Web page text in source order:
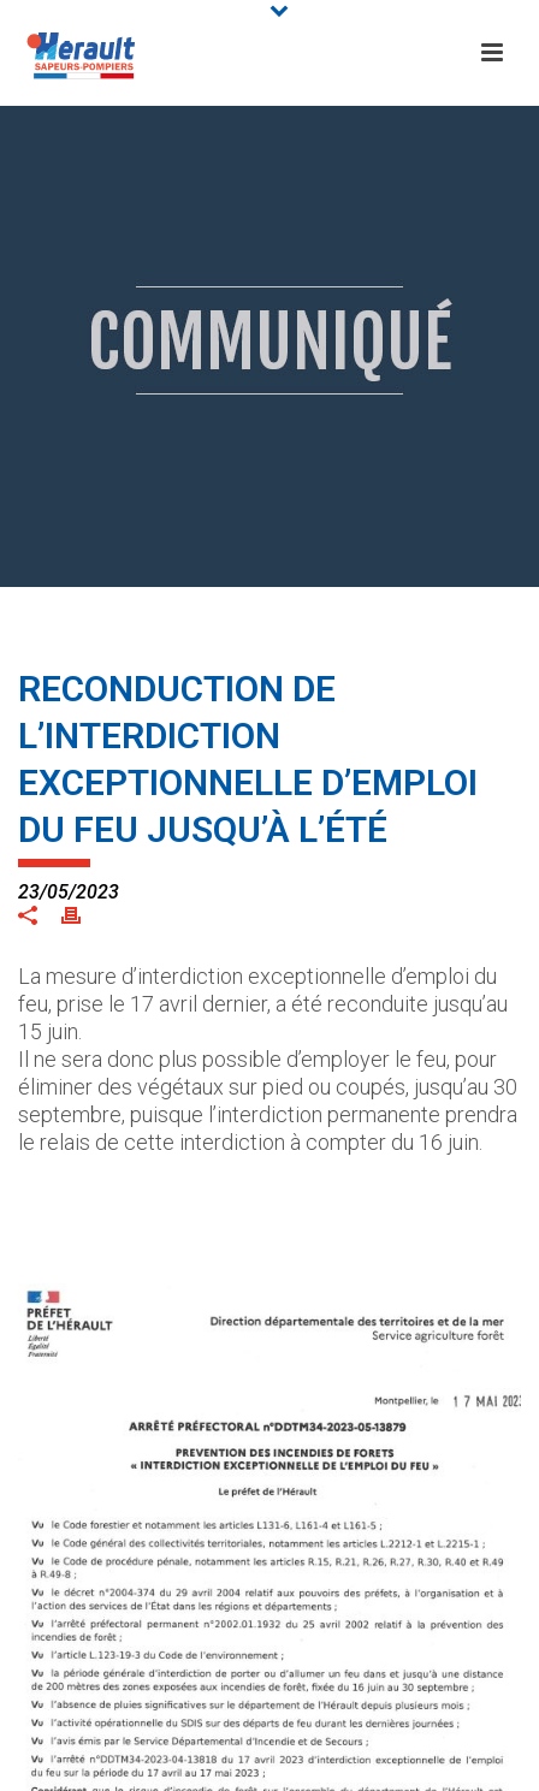
RECONDUCTION DE
L’INTERDICTION
EXCEPTIONNELLE D’EMPLOI
DU FEU JUSQU’À L’ÉTÉ
23/05/2023
La mesure d’interdiction exceptionnelle d’emploi du
feu, prise le 17 avril dernier, a été reconduite jusqu’au
15 juin.
Il ne sera donc plus possible d’employer le feu, pour
éliminer des végétaux sur pied ou coupés, jusqu’au 30
septembre, puisque l’interdiction permanente prendra
le relais de cette interdiction à compter du 16 juin.